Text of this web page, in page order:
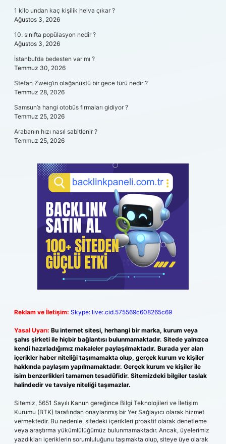
1 kilo undan kaç kişilik helva çıkar ?
Ağustos 3, 2026
10. sınıfta popülasyon nedir ?
Ağustos 3, 2026
İstanbul’da bedesten var mı ?
Temmuz 30, 2026
Stefan Zweig’in olağanüstü bir gece türü nedir ?
Temmuz 28, 2026
Samsun’a hangi otobüs firmaları gidiyor ?
Temmuz 25, 2026
Arabanın hızı nasıl sabitlenir ?
Temmuz 25, 2026
Reklam ve İletişim: Skype: live:.cid.575569c608265c69
Yasal Uyarı: Bu internet sitesi, herhangi bir marka, kurum veya
şahıs şirketi ile hiçbir bağlantısı bulunmamaktadır. Sitede yalnızca
kendi hazırladığımız makaleler paylaşılmaktadır. Burada yer alan
içerikler haber niteliği taşımamakta olup, gerçek kurum ve kişiler
hakkında paylaşım yapılmamaktadır. Gerçek kurum ve kişiler ile
isim benzerlikleri tamamen tesadüfidir. Sitemizdeki bilgiler taslak
halindedir ve tavsiye niteliği taşımazlar.
Sitemiz, 5651 Sayılı Kanun gereğince Bilgi Teknolojileri ve İletişim
Kurumu (BTK) tarafından onaylanmış bir Yer Sağlayıcı olarak hizmet
vermektedir. Bu nedenle, sitedeki içerikleri proaktif olarak denetleme
veya araştırma yükümlülüğümüz bulunmamaktadır. Ancak, üyelerimiz
yazdıkları içeriklerin sorumluluğunu taşımakta olup, siteye üye olarak